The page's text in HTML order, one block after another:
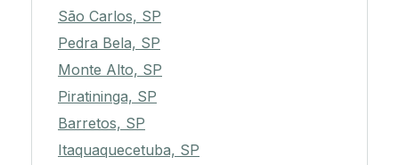
São Carlos, SP
Pedra Bela, SP
Monte Alto, SP
Piratininga, SP
Barretos, SP
Itaquaquecetuba, SP